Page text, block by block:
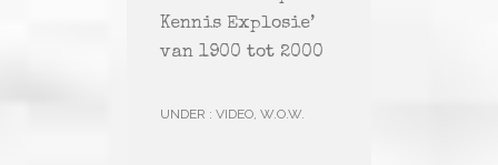
Kennis Explosie’
van 1900 tot 2000
UNDER : VIDEO W.O.W.